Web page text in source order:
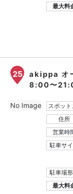
最大料
25
akippa オ
8:00〜
スポット
住所
営業時
駐車サ
駐車場
最大料
No Image